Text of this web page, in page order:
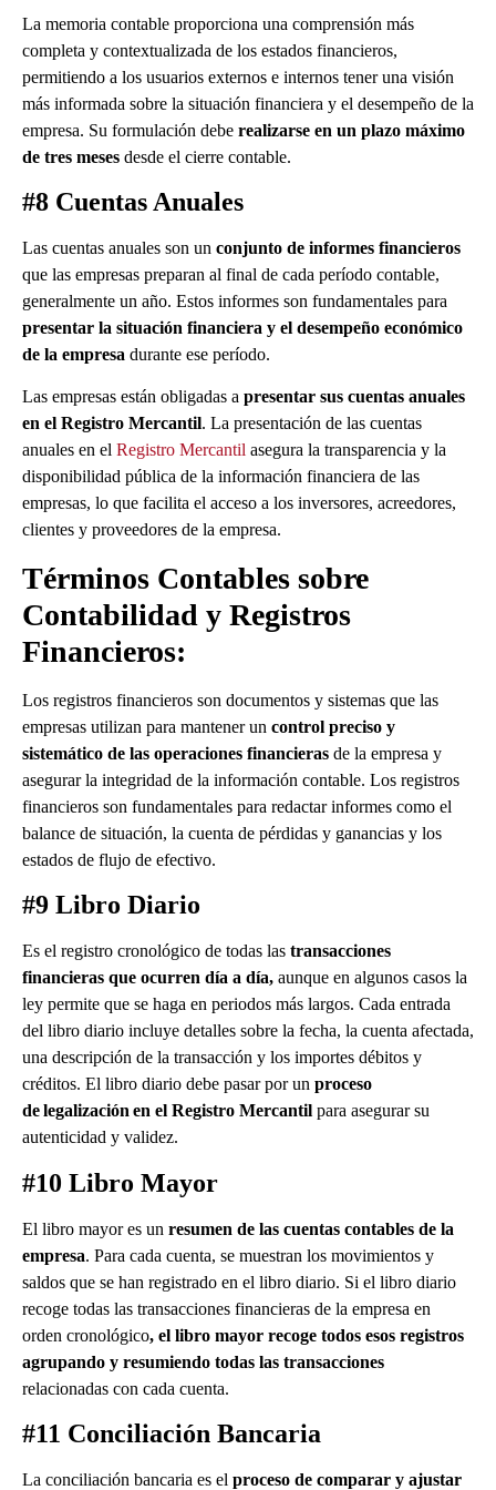
La memoria contable proporciona una comprensión más
completa y contextualizada de los estados financieros,
permitiendo a los usuarios externos e internos tener una visión
más informada sobre la situación financiera y el desempeño de la
empresa. Su formulación debe realizarse en un plazo máximo
de tres meses desde el cierre contable.
#8 Cuentas Anuales
Las cuentas anuales son un conjunto de informes financieros
que las empresas preparan al final de cada período contable,
generalmente un año. Estos informes son fundamentales para
presentar la situación financiera y el desempeño económico
de la empresa durante ese período.
Las empresas están obligadas a presentar sus cuentas anuales
en el Registro Mercantil. La presentación de las cuentas
anuales en el Registro Mercantil asegura la transparencia y la
disponibilidad pública de la información financiera de las
empresas, lo que facilita el acceso a los inversores, acreedores,
clientes y proveedores de la empresa.
Términos Contables sobre
Contabilidad y Registros
Financieros:
Los registros financieros son documentos y sistemas que las
empresas utilizan para mantener un control preciso y
sistemático de las operaciones financieras de la empresa y
asegurar la integridad de la información contable. Los registros
financieros son fundamentales para redactar informes como el
balance de situación, la cuenta de pérdidas y ganancias y los
estados de flujo de efectivo.
#9 Libro Diario
Es el registro cronológico de todas las transacciones
financieras que ocurren día a día, aunque en algunos casos la
ley permite que se haga en periodos más largos. Cada entrada
del libro diario incluye detalles sobre la fecha, la cuenta afectada,
una descripción de la transacción y los importes débitos y
créditos. El libro diario debe pasar por un proceso
de legalización en el Registro Mercantil para asegurar su
autenticidad y validez.
#10 Libro Mayor
El libro mayor es un resumen de las cuentas contables de la
empresa. Para cada cuenta, se muestran los movimientos y
saldos que se han registrado en el libro diario. Si el libro diario
recoge todas las transacciones financieras de la empresa en
orden cronológico, el libro mayor recoge todos esos registros
agrupando y resumiendo todas las transacciones
relacionadas con cada cuenta.
#11 Conciliación Bancaria
La conciliación bancaria es el proceso de comparar y ajustar